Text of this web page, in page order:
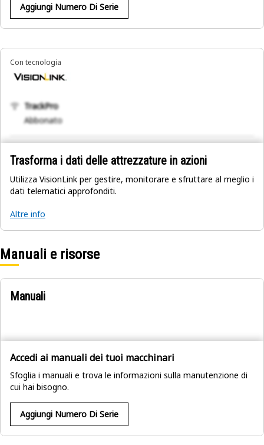
Aggiungi Numero Di Serie
Con tecnologia
TrackPro
Abbonato
Trasforma i dati delle attrezzature in azioni
Utilizza VisionLink per gestire, monitorare e sfruttare al meglio i
dati telematici approfonditi.
Altre info
Manuali e risorse
Manuali
Accedi ai manuali dei tuoi macchinari
Sfoglia i manuali e trova le informazioni sulla manutenzione di
cui hai bisogno.
Aggiungi Numero Di Serie